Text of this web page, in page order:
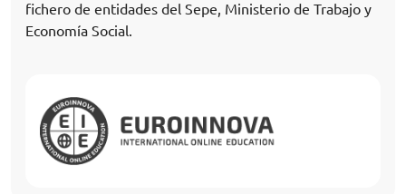
fichero de entidades del Sepe, Ministerio de Trabajo y
Economía Social.